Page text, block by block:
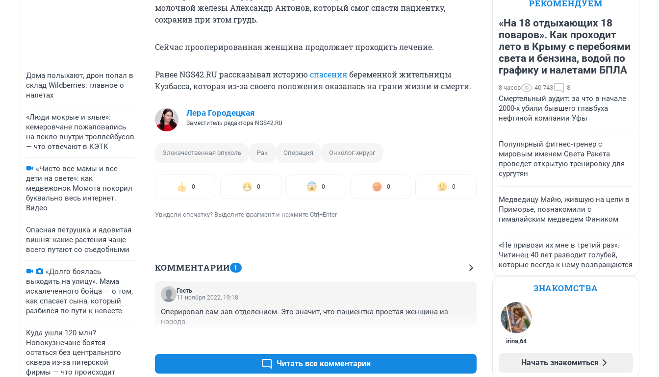
Дома полыхают, дрон попал в
склад Wildberries: главное о
налетах
«Люди мокрые и злые»:
кемеровчане пожаловались
на пекло внутри троллейбусов
— что отвечают в КЭТК
«Чисто все мамы и все
дети на свете»: как
медвежонок Момота покорил
буквально весь интернет.
Видео
Опасная петрушка и ядовитая
вишня: какие растения чаще
всего путают со съедобными
«Долго боялась
выходить на улицу». Мама
искалеченного бойца — о том,
как спасает сына, который
разбился по пути к невесте
Куда ушли 120 млн?
Новокузнечане боятся
остаться без центрального
сквера из-за питерской
фирмы — что происходит
молочной железы Александр Антонов, который смог спасти пациентку,
сохранив при этом грудь.
Сейчас прооперированная женщина продолжает проходить лечение.
Ранее NGS42.RU рассказывал историю спасениябеременной жительницы
Кузбасса, которая из-за своего положения оказалась на грани жизни и смерти.
Лера Городецкая
Заместитель редактора NGS42.RU
Злокачественная опухоль Рак Операция Онколог-хирург
0 0 0 0 0
Увидели опечатку? Выделите фрагмент и нажмите Ctrl+Enter
КОММЕНТАРИИ 1
Гость
11 ноября 2022, 19:18
Оперировал сам зав отделением. Это значит, что пациентка простая женщина из
народа.
Читать все комментарии
РЕКОМЕНДУЕМ
«На 18 отдыхающих 18
поваров». Как проходит
лето в Крыму с перебоями
света и бензина, водой по
графику и налетами БПЛА
8 часов 40 743 8
Смертельный аудит: за что в начале
2000-х убили бывшего главбуха
нефтяной компании Уфы
Популярный фитнес-тренер с
мировым именем Света Ракета
проведет открытую тренировку для
сургутян
Медведицу Майю, жившую на цепи в
Приморье, познакомили с
гималайским медведем Фиником
«Не привози их мне в третий раз».
Читинец 40 лет разводит голубей,
которые всегда к нему возвращаются
ЗНАКОМСТВА
irina,64
Начать знакомиться